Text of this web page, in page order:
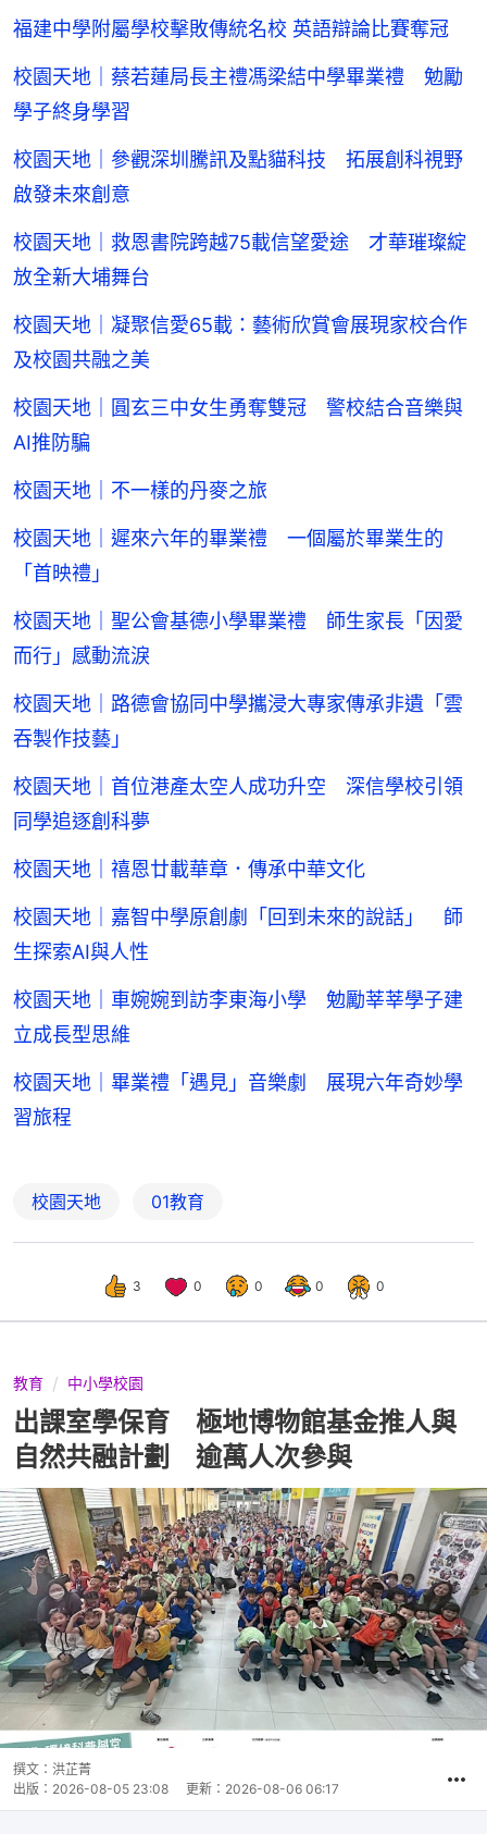
福建中學附屬學校擊敗傳統名校 英語辯論比賽奪冠
校園天地｜蔡若蓮局長主禮馮梁結中學畢業禮 勉勵
學子終身學習
校園天地｜參觀深圳騰訊及點貓科技 拓展創科視野
啟發未來創意
校園天地｜救恩書院跨越75載信望愛途 才華璀璨綻
放全新大埔舞台
校園天地｜凝聚信愛65載：藝術欣賞會展現家校合作
及校園共融之美
校園天地｜圓玄三中女生勇奪雙冠 警校結合音樂與
AI推防騙
校園天地｜不一樣的丹麥之旅
校園天地｜遲來六年的畢業禮 一個屬於畢業生的
「首映禮」
校園天地｜聖公會基德小學畢業禮 師生家長「因愛
而行」感動流淚
校園天地｜路德會協同中學攜浸大專家傳承非遺「雲
吞製作技藝」
校園天地｜首位港產太空人成功升空 深信學校引領
同學追逐創科夢
校園天地｜禧恩廿載華章．傳承中華文化
校園天地｜嘉智中學原創劇「回到未來的說話」 師
生探索AI與人性
校園天地｜車婉婉到訪李東海小學 勉勵莘莘學子建
立成長型思維
校園天地｜畢業禮「遇見」音樂劇 展現六年奇妙學
習旅程
校園天地 01教育
3 0 0 0 0
教育 中小學校園
出課室學保育 極地博物館基金推人與
自然共融計劃 逾萬人次參與
撰文： 洪芷菁
出版： 2026-08-05 23:08 更新： 2026-08-06 06:17